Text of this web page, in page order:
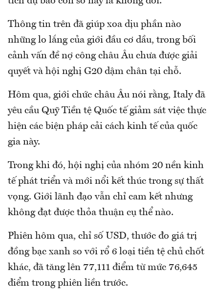
Thông tin trên đã giúp xoa dịu phần nào
những lo lắng của giới đầu cơ dầu, trong bối
cảnh vấn đề nợ công châu Âu chưa được giải
quyết và hội nghị G20 dậm chân tại chỗ.
Hôm qua, giới chức châu Âu nói rằng, Italy đã
yêu cầu Quỹ Tiền tệ Quốc tế giảm sát việc thực
hiện các biện pháp cải cách kinh tế của quốc
gia này.
Trong khi đó, hội nghị của nhóm 20 nền kinh
tế phát triển và mới nổi kết thúc trong sự thất
vọng. Giới lãnh đạo vẫn chỉ cam kết nhưng
không đạt được thỏa thuận cụ thể nào.
Phiên hôm qua, chỉ số USD, thước đo giá trị
đồng bạc xanh so với rổ 6 loại tiền tệ chủ chốt
khác, đã tăng lên 77,111 điểm từ mức 76,645
điểm trong phiên liền trước.